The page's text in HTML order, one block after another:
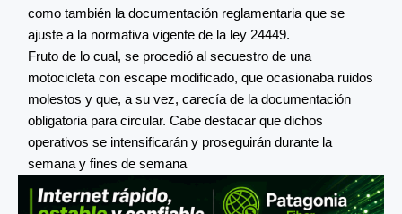
como también la documentación reglamentaria que se
ajuste a la normativa vigente de la ley 24449.
Fruto de lo cual, se procedió al secuestro de una
motocicleta con escape modificado, que ocasionaba ruidos
molestos y que, a su vez, carecía de la documentación
obligatoria para circular. Cabe destacar que dichos
operativos se intensificarán y proseguirán durante la
semana y fines de semana